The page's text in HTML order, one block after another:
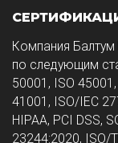
Компания
по следующим
50001, ISO
41001, ISO/IEC
HIPAA, PCI DSS,
23244:2020, ISO/